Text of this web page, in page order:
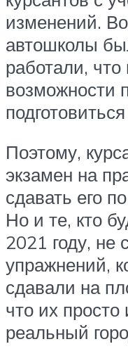
изменений.
автошколы
работали,
возможности
Поэтому,
экзамен на
сдавать его
Но и те, кто
2021 году, не
упражнений,
сдавали на
что их просто
реальный